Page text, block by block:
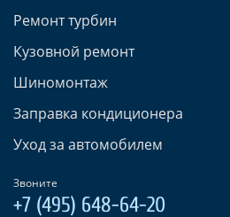
Ремонт турбин
Кузовной ремонт
Шиномонтаж
Заправка кондиционера
Уход за автомобилем
Звоните
+7 (495) 648-64-20